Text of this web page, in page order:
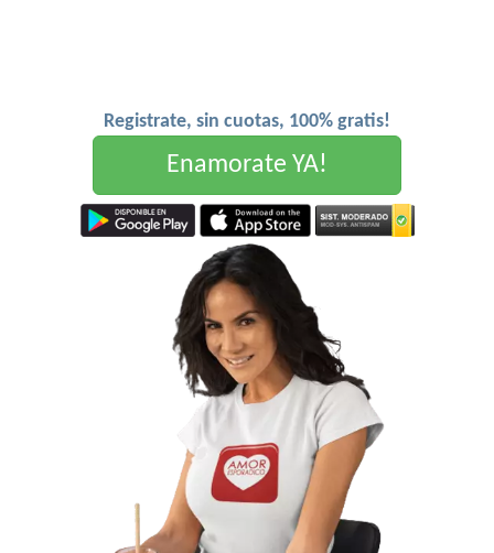
Registrate, sin cuotas, 100% gratis!
Enamorate YA!